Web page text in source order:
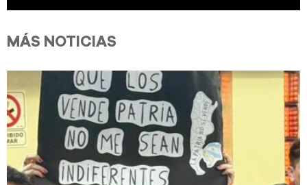
MÁS NOTICIAS